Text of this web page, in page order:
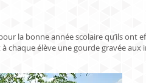
la bonne année scolaire qu’ils ont
chaque élève une gourde gravée aux